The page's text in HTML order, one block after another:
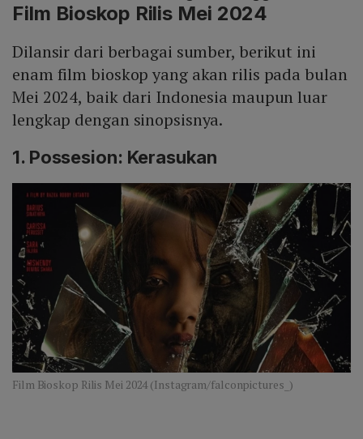
Film Bioskop Rilis Mei 2024
Dilansir dari berbagai sumber, berikut ini
enam film bioskop yang akan rilis pada bulan
Mei 2024, baik dari Indonesia maupun luar
lengkap dengan sinopsisnya.
1. Possesion: Kerasukan
Film Bioskop Rilis Mei 2024 (Instagram/falconpictures_)